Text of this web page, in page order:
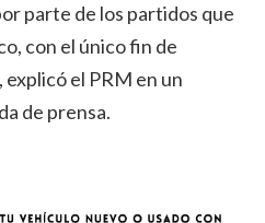
parte de los partidos que
con el único fin de
el PRM en un
de prensa.